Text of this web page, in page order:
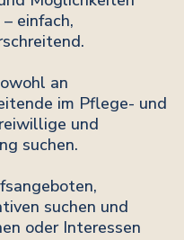
einfach,
an
im Pflege- und
und
suchen.
suchen und
oder Interessen